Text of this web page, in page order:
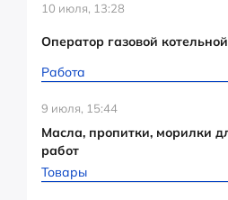
10 июля, 13:28
Оператор газовой котельной
Работа
9 июля, 15:44
Масла, пропитки, морилки
работ
Товары